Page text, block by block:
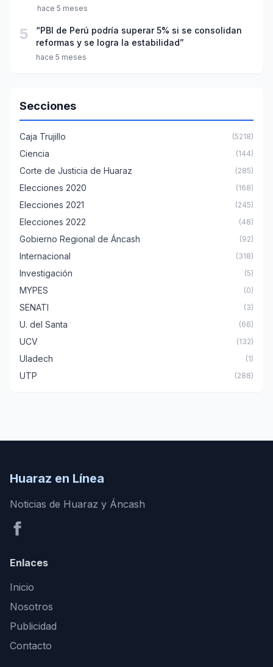
hace 5 meses
5
“PBI de Perú podría superar 5% si se consolidan
reformas y se logra la estabilidad”
hace 5 meses
Secciones
Caja Trujillo (5218)
Ciencia (144)
Corte de Justicia de Huaraz (285)
Elecciones 2020 (168)
Elecciones 2021 (245)
Elecciones 2022 (48)
Gobierno Regional de Áncash (92)
Internacional (318)
Investigación (5)
MYPES (0)
SENATI (3)
U. del Santa (66)
UCV (132)
Uladech (1)
UTP (288)
Huaraz en Línea
Noticias de Huaraz y Áncash
Enlaces
Inicio
Nosotros
Publicidad
Contacto